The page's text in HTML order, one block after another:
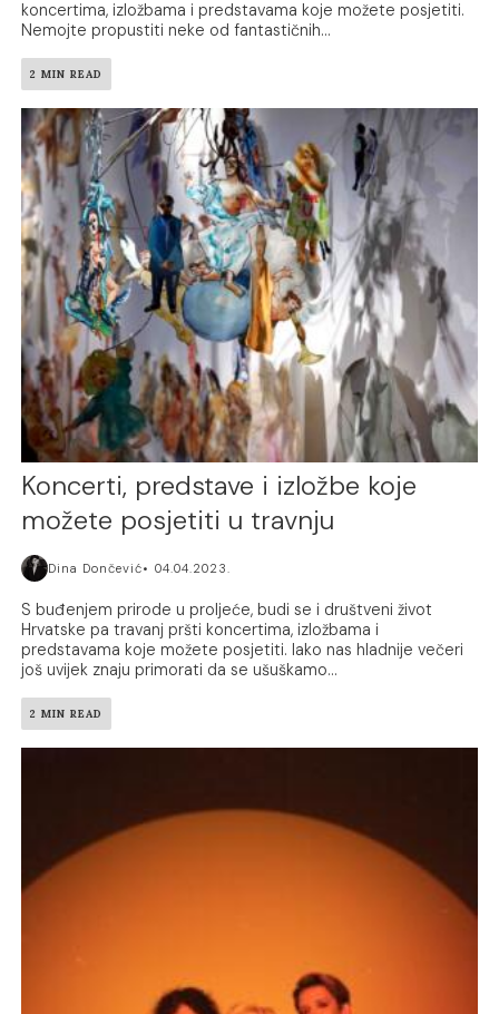
koncertima, izložbama i predstavama koje možete posjetiti.
Nemojte propustiti neke od fantastičnih...
2 MIN READ
Koncerti, predstave i izložbe koje
možete posjetiti u travnju
Dina Dončević 04.04.2023.
S buđenjem prirode u proljeće, budi se i društveni život
Hrvatske pa travanj pršti koncertima, izložbama i
predstavama koje možete posjetiti. Iako nas hladnije večeri
još uvijek znaju primorati da se ušuškamo...
2 MIN READ